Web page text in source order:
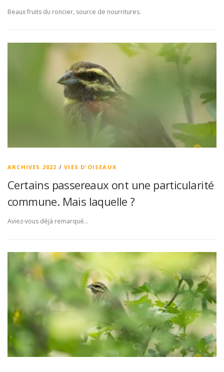
Beaux fruits du roncier, source de nourritures.
ARCHIVES 2022 /VIES D'OISEAUX
Certains passereaux ont une particularité
commune. Mais laquelle ?
Aviez-vous déjà remarqué…